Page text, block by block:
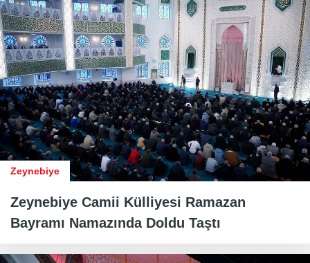
Zeynebiye
Zeynebiye Camii Külliyesi Ramazan
Bayramı Namazında Doldu Taştı